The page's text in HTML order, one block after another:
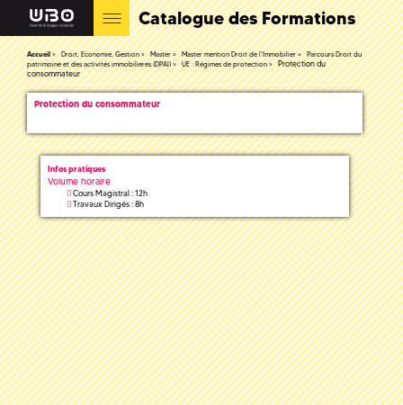
Catalogue des Formations
Accueil Droit, Economie, Gestion Master Master mention Droit de l'Immobilier
Parcours Droit du
patrimoine et des activités immobilieres (DPAI)
UE : Régimes de protection
Protection du
consommateur
Protection du consommateur
Infos pratiques
Volume horaire
Cours Magistral : 12h
Travaux Dirigés : 8h